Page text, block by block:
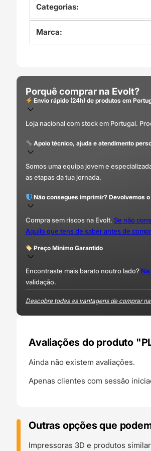
Categorias:
Marca:
Porquê comprar na Evolt?
Envio rápido (24h) de produtos em
Loja nacional com stock em Portugal.
Apoio técnico, ajuda e atendimento
Somos uma equipa jovem e
as etapas da tua jornada.
Não consegues imprimir? Devolvemos
Compra sem riscos na Evolt. Se não
Aquilo que tens de saber antes de
Preço Mínimo Garantido
Encontraste mais barato noutro lado?
validação.
Descobre todas as vantagens de comprar
Avaliações do produto
Ainda não existem avaliações.
Apenas clientes com sessão
Outras opções que
Impressoras 3D e produtos